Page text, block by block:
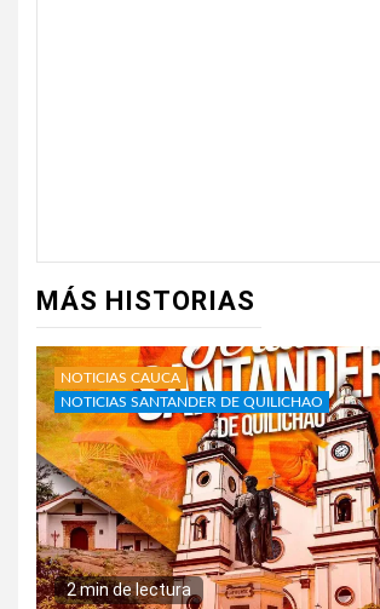
MÁS HISTORIAS
NOTICIAS CAUCA
NOTICIAS SANTANDER DE QUILICHAO
2 min de lectura